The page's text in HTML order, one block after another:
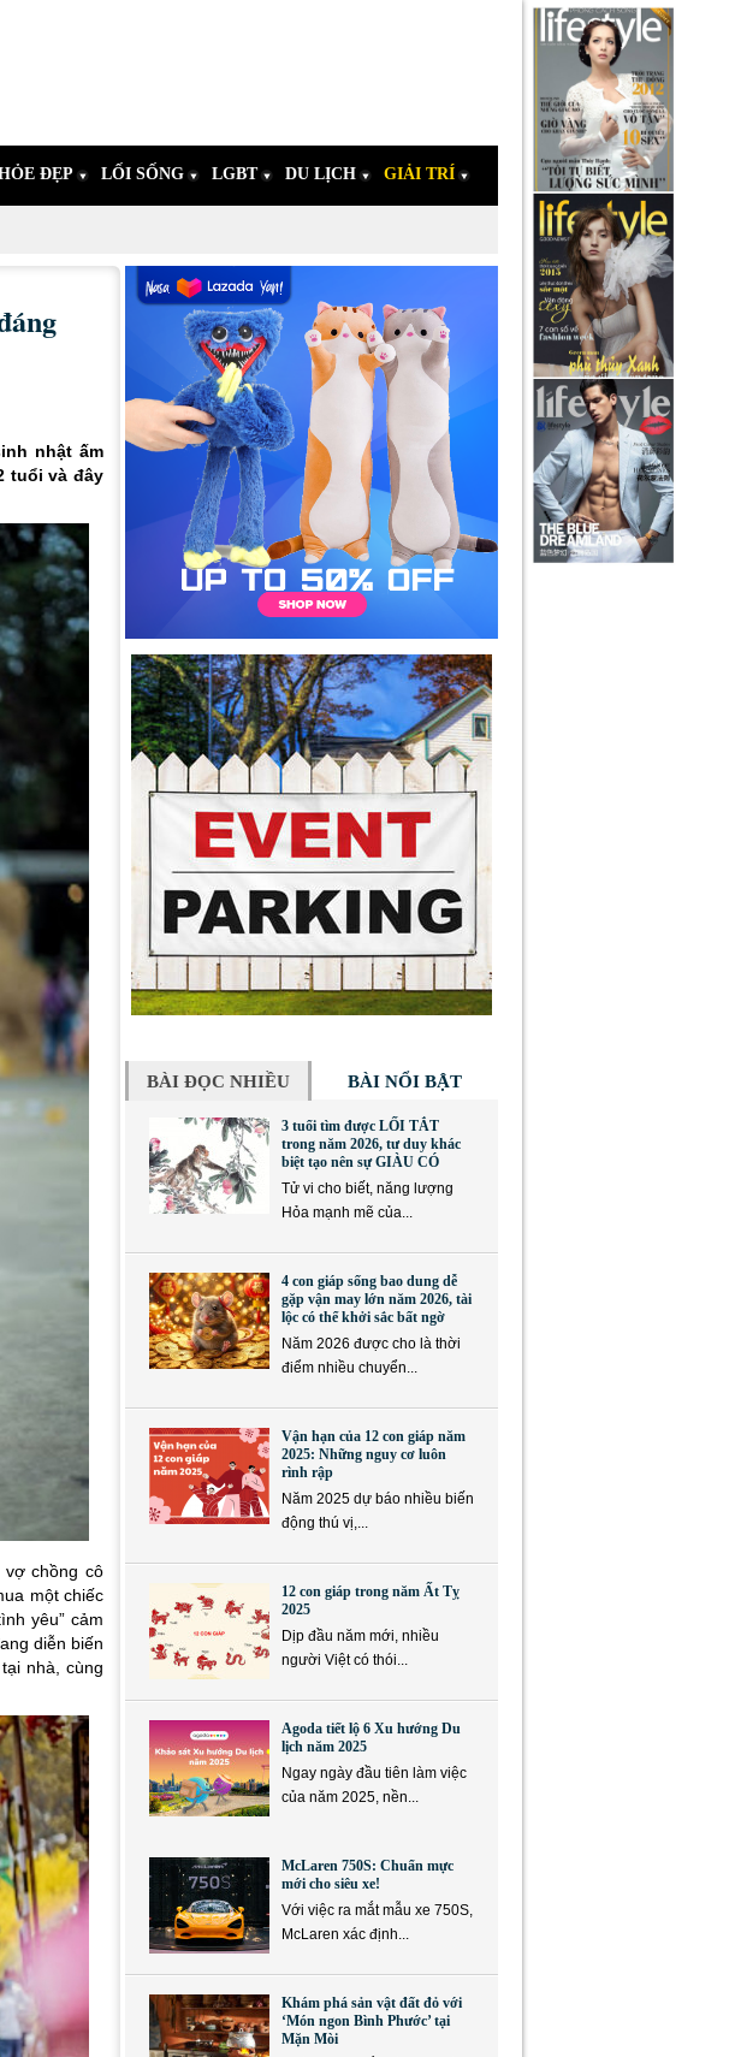
ĐẸP LỐI SỐNG LGBT DU LỊCH GIẢI TRÍ
nhật ấm
tuổi và đây
vợ chồng cô
một chiếc
yêu” cảm
diễn biến
nhà, cùng
BÀI ĐỌC NHIỀU BÀI NỔI BẬT
3 tuổi tìm được LỐI TẮT
trong năm 2026, tư duy khác
biệt tạo nên sự GIÀU CÓ
Tử vi cho biết, năng lượng
Hỏa mạnh mẽ của...
4 con giáp sống bao dung dễ
gặp vận may lớn năm 2026, tài
lộc có thể khởi sắc bất ngờ
Năm 2026 được cho là thời
điểm nhiều chuyển...
Vận hạn của 12 con giáp năm
2025: Những nguy cơ luôn
rình rập
Năm 2025 dự báo nhiều biến
động thú vị,...
12 con giáp trong năm Ất Tỵ
2025
Dịp đầu năm mới, nhiều
người Việt có thói...
Agoda tiết lộ 6 Xu hướng Du
lịch năm 2025
Ngay ngày đầu tiên làm việc
của năm 2025, nền...
McLaren 750S: Chuẩn mực
mới cho siêu xe!
Với việc ra mắt mẫu xe 750S,
McLaren xác định...
Khám phá sản vật đất đỏ với
‘Món ngon Bình Phước’ tại
Mặn Mòi